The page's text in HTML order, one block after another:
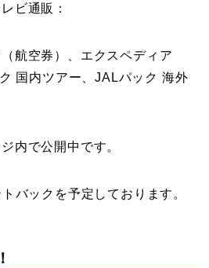
ビ通販：
航空券）、エクスペディア
国内ツアー、JALパック 海外
内で公開中です。
バックを予定しております。